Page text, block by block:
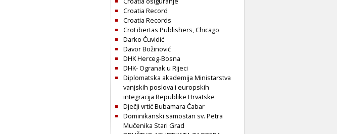
Croatia Record
Croatia Records
CroLibertas Publishers, Chicago
Darko Čuvidić
Davor Božinović
DHK Herceg-Bosna
DHK- Ogranak u Rijeci
Diplomatska akademija Ministarstva
vanjskih poslova i europskih
integracija Republike Hrvatske
Dječji vrtić Bubamara Čabar
Dominikanski samostan sv. Petra
Mučenika Stari Grad